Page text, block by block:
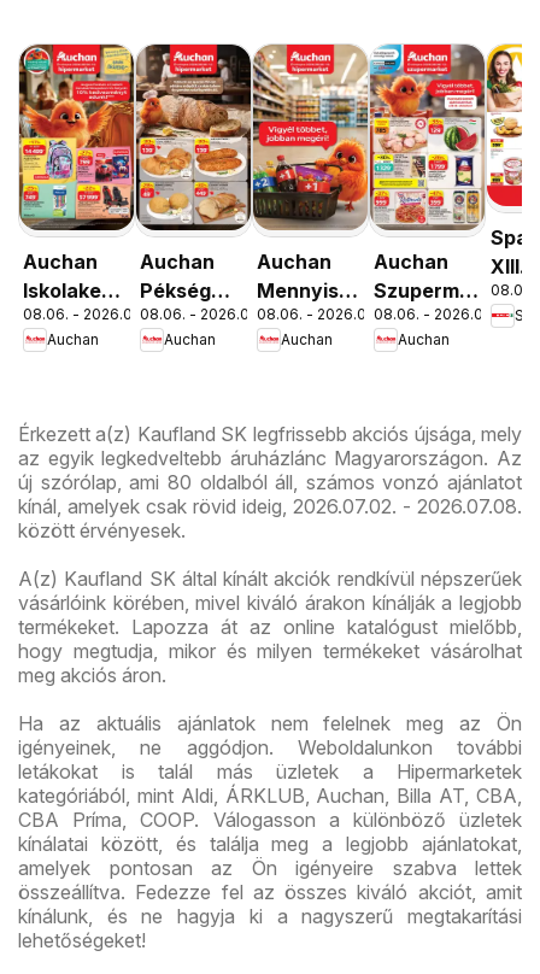
Auchan
Iskolakezdés
ajánlatok
08.06. - 2026.08.19.
Auchan
Auchan
Pékség
ajánlataink
08.06. - 2026.08.12.
Auchan
Auchan
Mennyiségi
kedvezmény
ajánlataink
08.06. - 2026.08.19.
Auchan
Auchan
Szupermarket
akciós
újság
08.06. - 2026.08.12.
Auchan
Spar
XIII.
út
08.06.
Érkezett a(z) Kaufland SK legfrissebb akciós újsága, mely
az egyik legkedveltebb áruházlánc Magyarországon. Az
új szórólap, ami 80 oldalból áll, számos vonzó ajánlatot
kínál, amelyek csak rövid ideig, 2026.07.02. - 2026.07.08.
között érvényesek.
A(z) Kaufland SK által kínált akciók rendkívül népszerűek
vásárlóink körében, mivel kiváló árakon kínálják a legjobb
termékeket. Lapozza át az online katalógust mielőbb,
hogy megtudja, mikor és milyen termékeket vásárolhat
meg akciós áron.
Ha az aktuális ajánlatok nem felelnek meg az Ön
igényeinek, ne aggódjon. Weboldalunkon további
letákokat is talál más üzletek a Hipermarketek
kategóriából, mint Aldi, ÁRKLUB, Auchan, Billa AT, CBA,
CBA Príma, COOP. Válogasson a különböző üzletek
kínálatai között, és találja meg a legjobb ajánlatokat,
amelyek pontosan az Ön igényeire szabva lettek
összeállítva. Fedezze fel az összes kiváló akciót, amit
kínálunk, és ne hagyja ki a nagyszerű megtakarítási
lehetőségeket!